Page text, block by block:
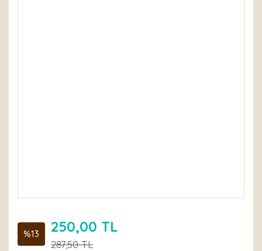
%13 250,00 TL
287,50 TL